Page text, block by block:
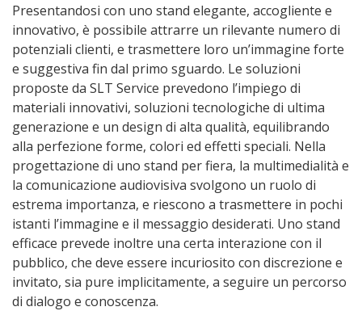
Presentandosi con uno stand elegante, accogliente e
innovativo, è possibile attrarre un rilevante numero di
potenziali clienti, e trasmettere loro un’immagine forte
e suggestiva fin dal primo sguardo. Le soluzioni
proposte da SLT Service prevedono l’impiego di
materiali innovativi, soluzioni tecnologiche di ultima
generazione e un design di alta qualità, equilibrando
alla perfezione forme, colori ed effetti speciali. Nella
progettazione di uno stand per fiera, la multimedialità e
la comunicazione audiovisiva svolgono un ruolo di
estrema importanza, e riescono a trasmettere in pochi
istanti l’immagine e il messaggio desiderati. Uno stand
efficace prevede inoltre una certa interazione con il
pubblico, che deve essere incuriosito con discrezione e
invitato, sia pure implicitamente, a seguire un percorso
di dialogo e conoscenza.